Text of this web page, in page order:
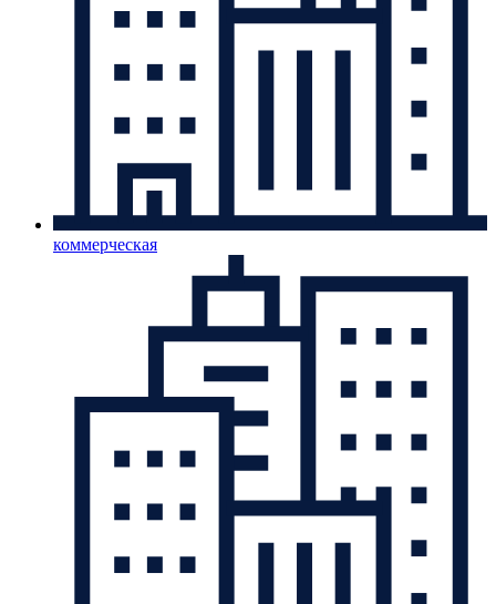
коммерческая